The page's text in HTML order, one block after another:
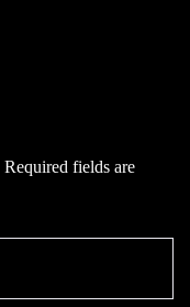
Required fields are